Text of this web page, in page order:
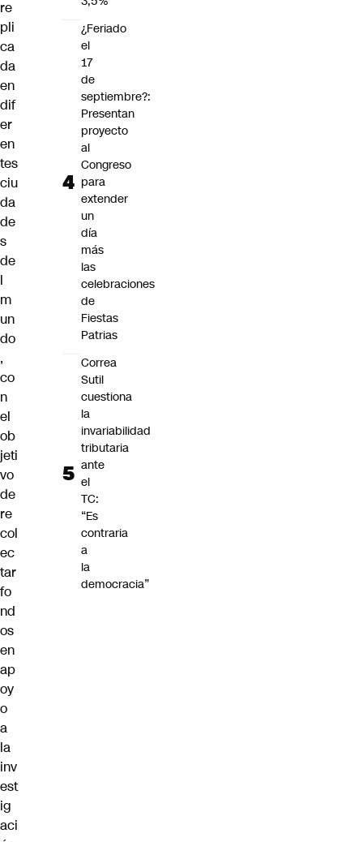
re
pli
ca
da
en
dif
er
en
tes
ciu
da
de
s
de
l
m
un
do
,
co
n
el
ob
jeti
vo
de
re
col
ec
tar
fo
nd
os
en
ap
oy
o
a
la
inv
est
ig
aci
¿Feriado
el
17
de
septiembre?:
Presentan
proyecto
al
Congreso
para
extender
un
día
más
las
celebraciones
de
Fiestas
Patrias
Correa
Sutil
cuestiona
la
invariabilidad
tributaria
ante
el
TC:
“Es
contraria
a
la
democracia”